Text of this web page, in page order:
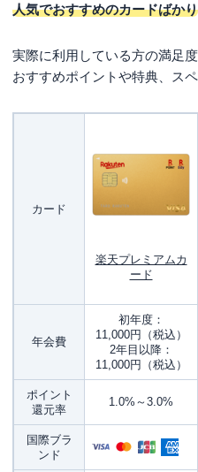
人気でおすすめのカードばかり
実際に利用している方の満足
おすすめポイントや特典、ス
カード
楽天プレミアムカ
ード
年会費
初年度：
11,000円（税込）
2年目以降：
11,000円（税込）
ポイント
還元率
1.0%～3.0%
国際ブラ
ンド